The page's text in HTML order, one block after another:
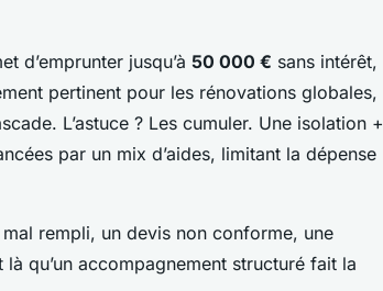
d’emprunter jusqu’à 50 000 € sans intérêt,
pertinent pour les rénovations globales,
L’astuce ? Les cumuler. Une isolation +
par un mix d’aides, limitant la dépense
rempli, un devis non conforme, une
qu’un accompagnement structuré fait la